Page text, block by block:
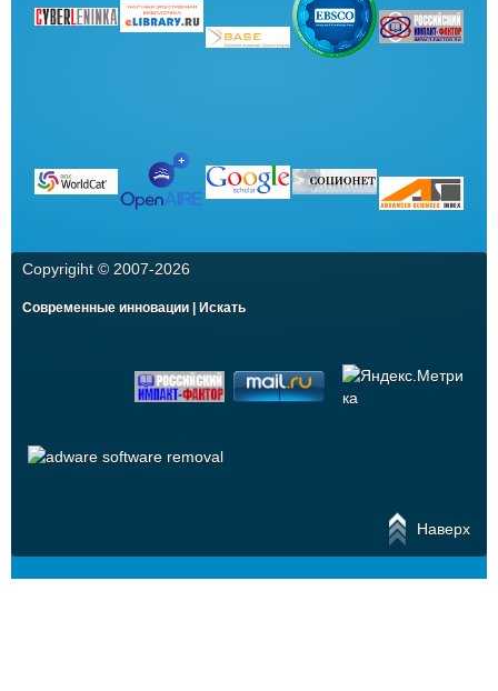
Copyrigiht © 2007-2026
Современные инновации | Искать
Наверх